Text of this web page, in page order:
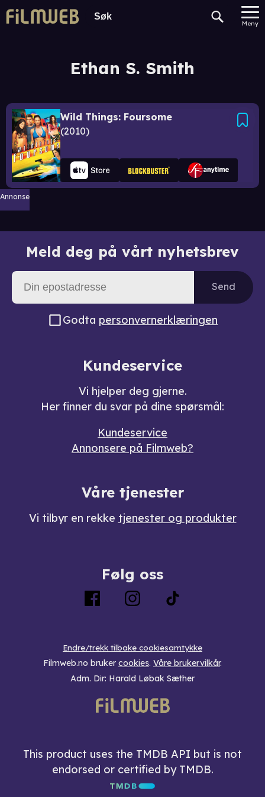
Meny
Ethan S. Smith
Wild Things: Foursome
2010
Annonse
Meld deg på vårt nyhetsbrev
Send
Godta personvernerklæringen
Kundeservice
Vi hjelper deg gjerne.
Her finner du svar på dine spørsmål:
Kundeservice
Annonsere på Filmweb?
Våre tjenester
Vi tilbyr en rekke tjenester og produkter
Følg oss
Endre/trekk tilbake cookiesamtykke
Filmweb.no bruker cookies. Våre brukervilkår.
Adm. Dir: Harald Løbak Sæther
This product uses the TMDB API but is not
endorsed or certified by TMDB.